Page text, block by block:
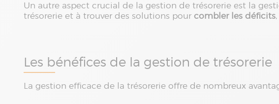
Un autre aspect crucial de la gestion de trésorerie est la
trésorerie et à trouver des solutions pour combler les déficits
Les bénéfices de la gestion de trésorerie
La gestion efficace de la trésorerie offre de nombreux